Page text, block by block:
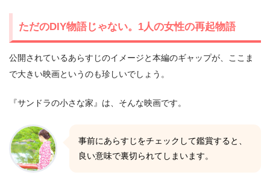
ただのDIY物語じゃない。1人の女性の再起物語
公開されているあらすじのイメージと本編のギャップが、ここま
で大きい映画というのも珍しいでしょう。
『サンドラの小さな家』は、そんな映画です。
事前にあらすじをチェックして鑑賞すると、
良い意味で裏切られてしまいます。